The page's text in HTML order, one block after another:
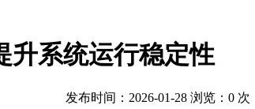
升系统运行稳定性
发布时间：2026-01-28 浏览： 0 次